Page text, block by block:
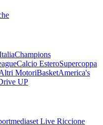
Champions
Calcio EsteroSupercoppa
MotoriBasketAmerica's
UP
Live Riccione